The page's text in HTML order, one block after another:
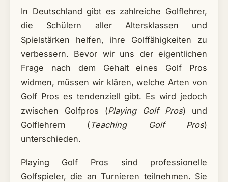
In Deutschland gibt es zahlreiche Golflehrer,
die Schülern aller Altersklassen und
Spielstärken helfen, ihre Golffähigkeiten zu
verbessern. Bevor wir uns der eigentlichen
Frage nach dem Gehalt eines Golf Pros
widmen, müssen wir klären, welche Arten von
Golf Pros es tendenziell gibt. Es wird jedoch
zwischen Golfpros (Playing Golf Pros) und
Golflehrern ( Teaching Golf Pros)
unterschieden.
Playing Golf Pros sind professionelle
Golfspieler, die an Turnieren teilnehmen. Sie